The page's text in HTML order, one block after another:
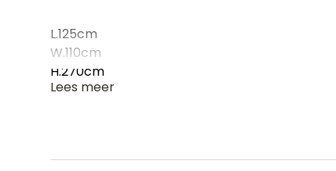
L.125cm
W.110cm
H.270cm
Lees meer